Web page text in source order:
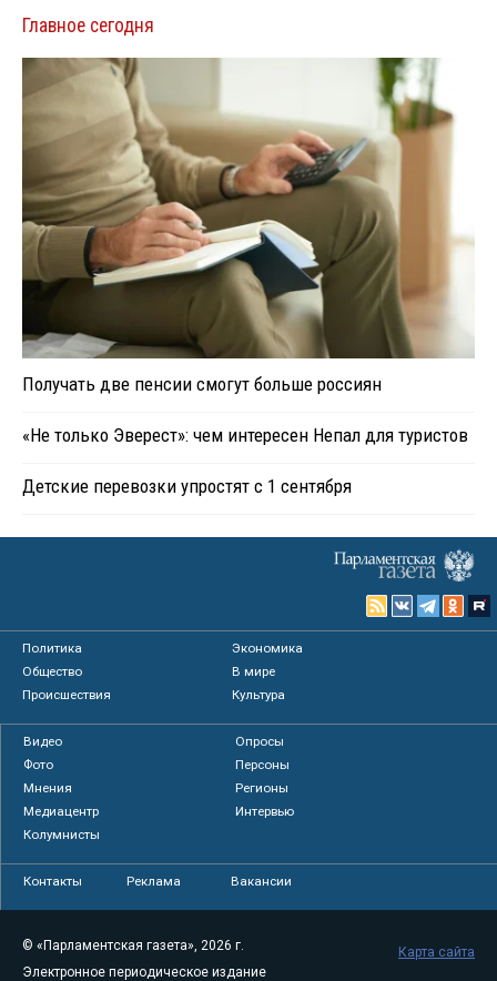
Главное сегодня
Получать две пенсии смогут больше россиян
«Не только Эверест»: чем интересен Непал для туристов
Детские перевозки упростят с 1 сентября
Политика
Экономика
Общество
В мире
Происшествия
Культура
Видео
Опросы
Фото
Персоны
Мнения
Регионы
Медиацентр
Интервью
Колумнисты
Контакты Реклама Вакансии
© «Парламентская газета», 2026 г.
Электронное периодическое издание
Карта сайта